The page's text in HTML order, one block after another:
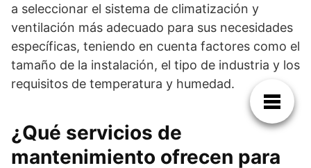
a seleccionar el sistema de climatización y
ventilación más adecuado para sus necesidades
específicas, teniendo en cuenta factores como el
tamaño de la instalación, el tipo de industria y los
requisitos de temperatura y humedad.
¿Qué servicios de
mantenimiento ofrecen para